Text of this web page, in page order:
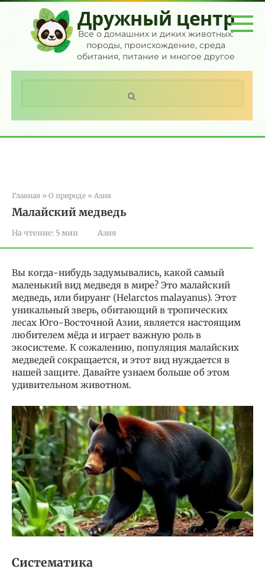
Перейти
контенту
Дружный центр
Все о домашних и диких животных:
породы, происхождение, среда
обитания, питание и многое другое
Главная » О природе » Азия
Малайский медведь
На чтение: 5 мин Азия
Вы когда-нибудь задумывались, какой самый
маленький вид медведя в мире? Это малайский
медведь, или бируанг (Helarctos malayanus). Этот
уникальный зверь, обитающий в тропических
лесах Юго-Восточной Азии, является настоящим
любителем мёда и играет важную роль в
экосистеме. К сожалению, популяция малайских
медведей сокращается, и этот вид нуждается в
нашей защите. Давайте узнаем больше об этом
удивительном животном.
Систематика